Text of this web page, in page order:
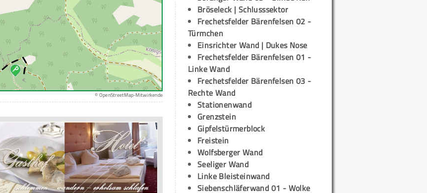
© OpenStreetMap-Mitwirkende
Bröseleck | Schlusssektor
Frechetsfelder Bärenfelsen 02 -
Türmchen
Einsrichter Wand | Dukes Nose
Frechetsfelder Bärenfelsen 01 -
Linke Wand
Frechetsfelder Bärenfelsen 03 -
Rechte Wand
Stationenwand
Grenzstein
Gipfelstürmerblock
Freistein
Wolfsberger Wand
Seeliger Wand
Linke Bleisteinwand
Siebenschläferwand 01 - Wolke